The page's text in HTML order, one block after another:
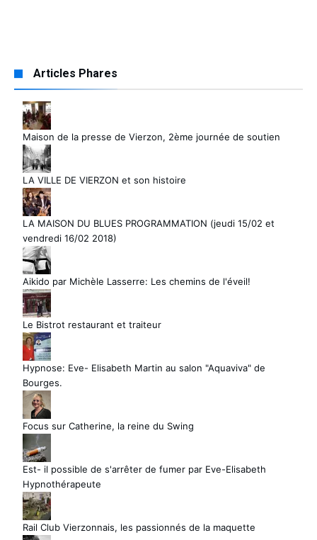
Articles Phares
Maison de la presse de Vierzon, 2ème journée de soutien
LA VILLE DE VIERZON et son histoire
LA MAISON DU BLUES PROGRAMMATION (jeudi 15/02 et
vendredi 16/02 2018)
Aikido par Michèle Lasserre: Les chemins de l'éveil!
Le Bistrot restaurant et traiteur
Hypnose: Eve- Elisabeth Martin au salon "Aquaviva" de
Bourges.
Focus sur Catherine, la reine du Swing
Est- il possible de s'arrêter de fumer par Eve-Elisabeth
Hypnothérapeute
Rail Club Vierzonnais, les passionnés de la maquette